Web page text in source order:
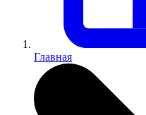
Главная